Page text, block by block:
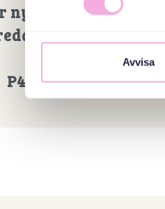
Avvisa
nya i Sverige och de
är etablerade"
P4 Stockholm